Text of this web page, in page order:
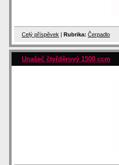
Celý příspěvek | Rubrika: Čerpadlo
Unašeč čtyřděrový 1500 ccm